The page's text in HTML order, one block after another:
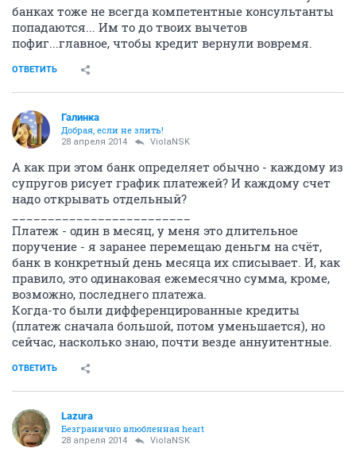
банках тоже не всегда компетентные консультанты
попадаются... Им то до твоих вычетов
пофиг...главное, чтобы кредит вернули вовремя.
ОТВЕТИТЬ
Галинка
Добрая, если не злить!
28 апреля 2014 ViolaNSK
А как при этом банк определяет обычно - каждому из
супругов рисует график платежей? И каждому счет
надо открывать отдельный?
Платеж - один в месяц, у меня это длительное
поручение - я заранее перемещаю деньгм на счёт,
банк в конкретный день месяца их списывает. И, как
правило, это одинаковая ежемесячно сумма, кроме,
возможно, последнего платежа.
Когда-то были дифференцированные кредиты
(платеж сначала большой, потом уменьшается), но
сейчас, насколько знаю, почти везде аннуитентные.
ОТВЕТИТЬ
Lazura
Безгранично влюбленная heart
28 апреля 2014 ViolaNSK